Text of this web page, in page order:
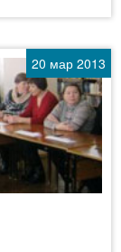
20 мар 2013